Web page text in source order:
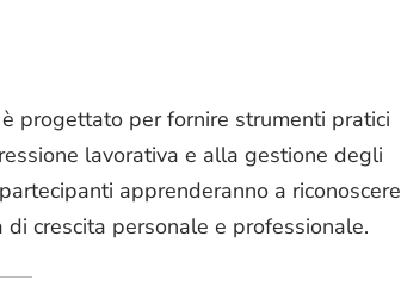
è progettato per fornire strumenti pratici
lavorativa e alla gestione degli
apprenderanno a riconoscere
crescita personale e professionale.